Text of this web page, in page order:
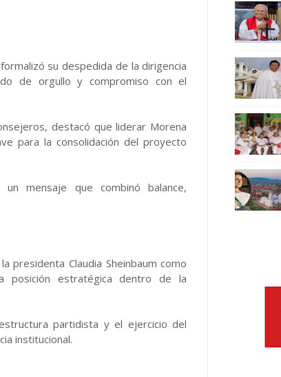
su despedida de la dirigencia
de orgullo y compromiso con el
destacó que liderar Morena
para la consolidación del proyecto
mensaje que combinó balance,
presidenta Claudia Sheinbaum como
posición estratégica dentro de la
partidista y el ejercicio del
institucional.